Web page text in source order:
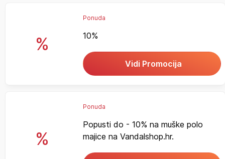
%
Ponuda
10%
Vidi Promocija
%
Ponuda
Popusti do - 10% na muške polo
majice na Vandalshop.hr.